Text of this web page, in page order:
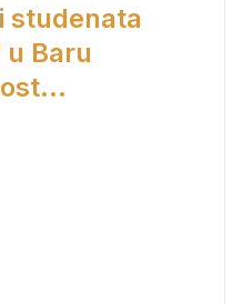
studenata
u Baru